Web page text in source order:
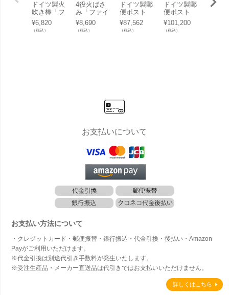
ドイツ製火
吹き棒「フ
ァイヤーサ
イド ファイ
ヤーブラス
¥6,820
（税込）
4役火ばさ
み「ファイ
ヤーサイド
ファイヤー
バード」
¥8,690
（税込）
ドイツ製郵
便ポスト
「カイルバ
ッハ glasno
st.wood グ
¥87,562
（税込）
ドイツ製郵
便ポスト
「カイルバ
ッハ glasno
st.glas.red
¥101,200
（税込）
二世
お支払いについて
お支払い方法について
・クレジットカード・郵便振替・銀行振込・代金引換・後払い・Amazon
Payがご利用いただけます。
※代金引換は別途代引き手数料が発生いたします。
※受注生産品・メーカー直送品は代引きではお支払いいただけません。
詳しくはこちら